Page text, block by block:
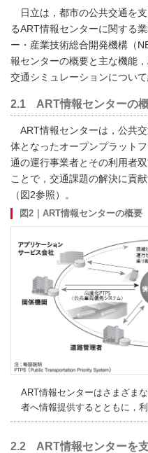
日立は，都市の公共交通を
るART情報センターに関する
ー・産業技術総合開発機構（
報センターの概要と主な機能
交通シミュレーションについて
2.1 ART情報センターの
ART情報センターは，公共
体となったオープンプラット
通の運行事業者とその利用者
ことで，交通課題の解決に貢
（図2参照）。
図2｜ART情報センターの概要
ART情報センターはさまざま
者へ情報提供するとともに，
2.2 ART情報センターを